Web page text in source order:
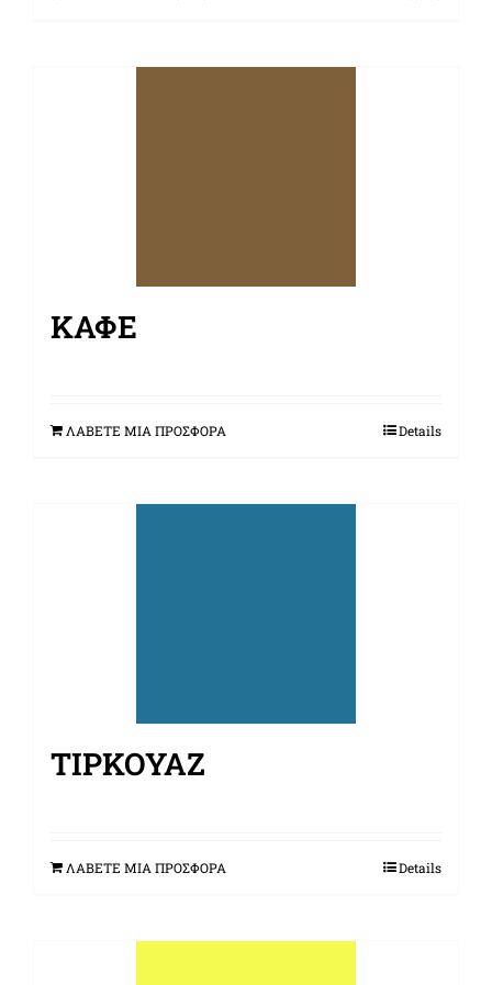
ΚΑΦΈ
ΛΑΒΕΤΕ ΜΙΑ ΠΡΟΣΦΟΡΑ Details
ΤΙΡΚΟΥΆΖ
ΛΑΒΕΤΕ ΜΙΑ ΠΡΟΣΦΟΡΑ Details